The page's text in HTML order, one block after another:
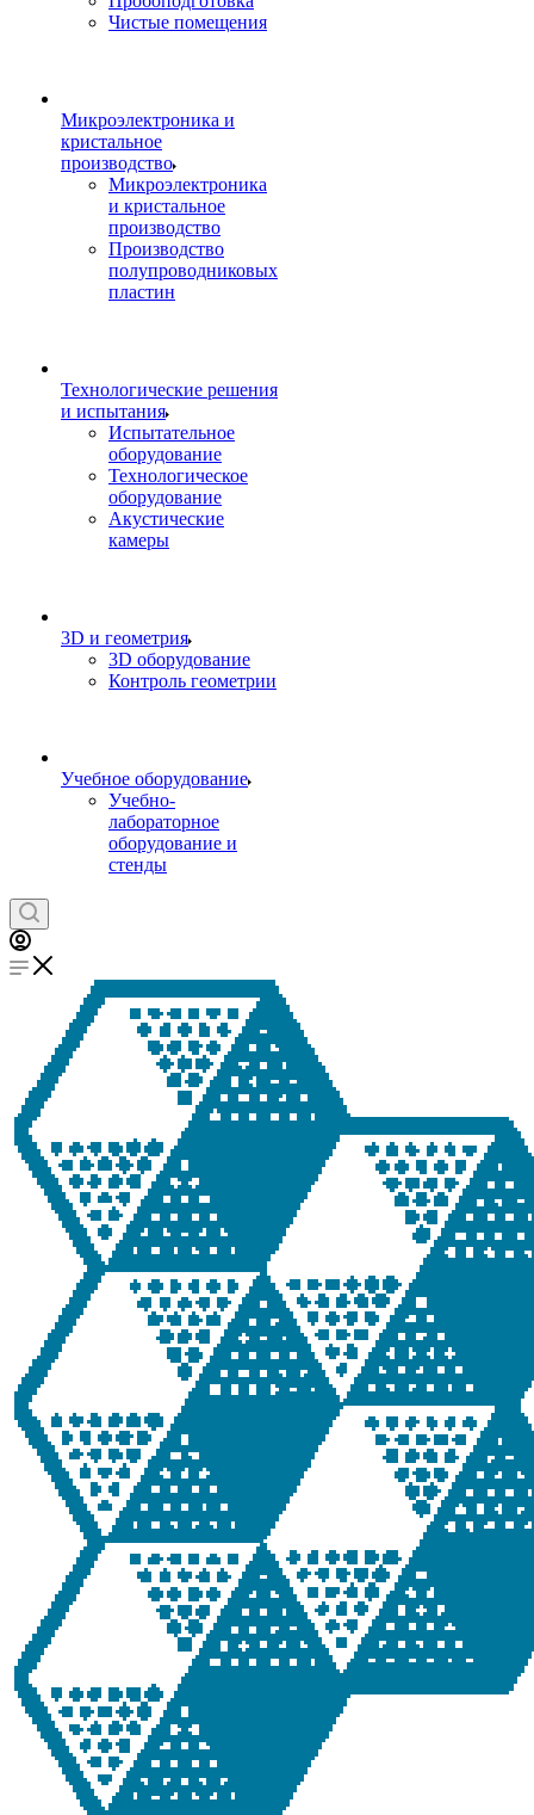
Чистые помещения
Микроэлектроника и
кристальное
производство
Микроэлектроника
и кристальное
производство
Производство
полупроводниковых
пластин
Технологические решения
и испытания
Испытательное
оборудование
Технологическое
оборудование
Акустические
камеры
3D и геометрия
3D оборудование
Контроль геометрии
Учебное оборудование
Учебно-
лабораторное
оборудование и
стенды